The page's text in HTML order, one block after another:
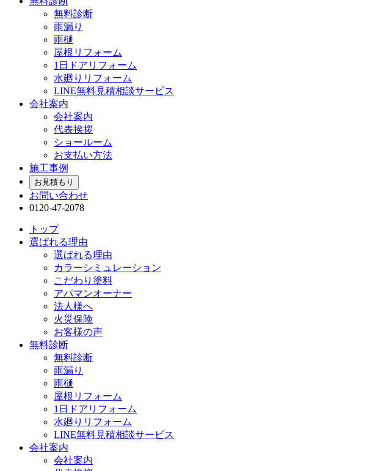
無料診断
雨漏り
雨樋
屋根リフォーム
1日ドアリフォーム
水廻りリフォーム
LINE無料見積相談サービス
会社案内
会社案内
代表挨拶
ショールーム
お支払い方法
施工事例
お見積もり
お問い合わせ
0120-47-2078
トップ
選ばれる理由
選ばれる理由
カラーシミュレーション
こだわり塗料
アパマンオーナー
法人様へ
火災保険
お客様の声
無料診断
無料診断
雨漏り
雨樋
屋根リフォーム
1日ドアリフォーム
水廻りリフォーム
LINE無料見積相談サービス
会社案内
会社案内